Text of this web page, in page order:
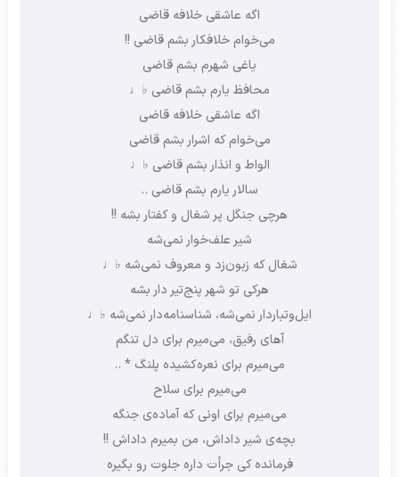
اگه عاشقی خلافه قاضی
می‌خوام خلافکار بشم قاضی !!
یاغی شهرم بشم قاضی
محافظ یارم بشم قاضی ♭♩
اگه عاشقی خلافه قاضی
می‌خوام که اشرار بشم قاضی
الواط و انذار بشم قاضی ♭♩
سالار یارم بشم قاضی ..
هرچی جنگل پر شغال و کفتار بشه !!
شیر علف‌خوار نمی‌شه
شغال که زبون‌زد و معروف نمی‌شه ♭♩
هرکی تو شهر پنج‌تیر دار بشه
ایل‌وتباردار نمی‌شه، شناسنامه‌دار نمی‌شه ♭♩
آهای رفیق، می‌میرم برای دل تنگم
می‌میرم برای نعره‌کشیده پلنگ * ..
می‌میرم برای سلاح
می‌میرم برای اونی که آماده‌ی جنگه
بچه‌ی شیر داداش، من بمیرم داداش !!
فرمانده کی جرأت داره جلوت رو بگیره